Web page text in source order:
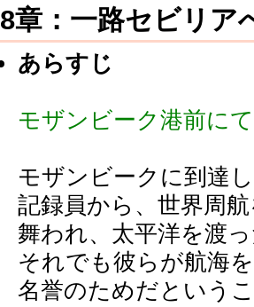
8章：一路セビリア
あらすじ
モザンビーク港前に
モザンビークに到達
記録員から、世界周
舞われ、太平洋を渡
それでも彼らが航海
名誉のためだという